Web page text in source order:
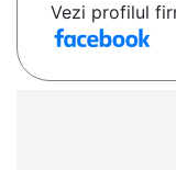
Vezi profilul